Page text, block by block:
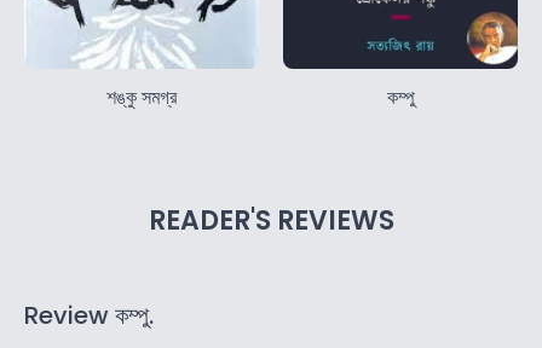
শঙ্কু সমগ্র কম্পু
READER'S REVIEWS
Review কম্পু.